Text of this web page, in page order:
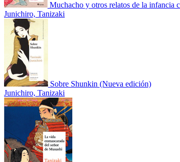
Muchacho y otros relatos de la infancia
Junichiro, Tanizaki
Sobre Shunkin (Nueva edición)
Junichiro, Tanizaki